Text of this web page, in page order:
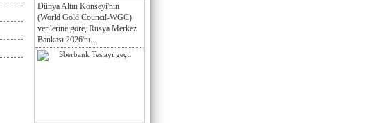
Dünya Altın Konseyi'nin
(World Gold Council-WGC)
verilerine göre, Rusya Merkez
Bankası 2026'nı...